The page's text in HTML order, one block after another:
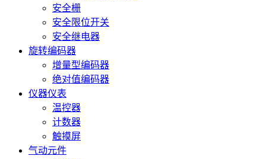
安全栅
安全限位开关
安全继电器
旋转编码器
增量型编码器
绝对值编码器
仪器仪表
温控器
计数器
触摸屏
气动元件